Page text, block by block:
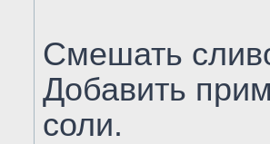
Смешать
Добавить
соли.